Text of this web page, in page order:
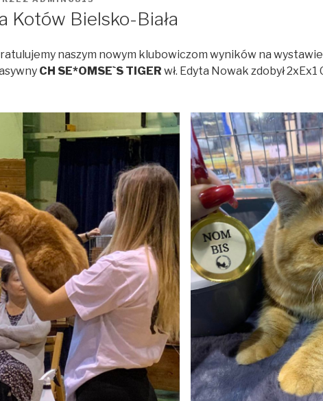
Kotów Bielsko-Biała
naszym nowym klubowiczom wyników na wystawie
CH SE*OMSE`S TIGER wł. Edyta Nowak zdobył 2xEx1